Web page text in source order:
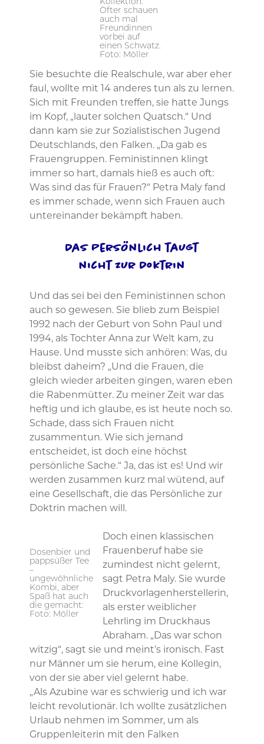
Kollektion.
Öfter schauen
auch mal
Freundinnen
vorbei auf
einen Schwatz.
Foto: Möller
Sie besuchte die Realschule, war aber eher
faul, wollte mit 14 anderes tun als zu lernen.
Sich mit Freunden treffen, sie hatte Jungs
im Kopf, „lauter solchen Quatsch.“ Und
dann kam sie zur Sozialistischen Jugend
Deutschlands, den Falken. „Da gab es
Frauengruppen. Feministinnen klingt
immer so hart, damals hieß es auch oft:
Was sind das für Frauen?“ Petra Maly fand
es immer schade, wenn sich Frauen auch
untereinander bekämpft haben.
Das Persönlich taugt
nicht zur Doktrin
Und das sei bei den Feministinnen schon
auch so gewesen. Sie blieb zum Beispiel
1992 nach der Geburt von Sohn Paul und
1994, als Tochter Anna zur Welt kam, zu
Hause. Und musste sich anhören: Was, du
bleibst daheim? „Und die Frauen, die
gleich wieder arbeiten gingen, waren eben
die Rabenmütter. Zu meiner Zeit war das
heftig und ich glaube, es ist heute noch so.
Schade, dass sich Frauen nicht
zusammentun. Wie sich jemand
entscheidet, ist doch eine höchst
persönliche Sache.“ Ja, das ist es! Und wir
werden zusammen kurz mal wütend, auf
eine Gesellschaft, die das Persönliche zur
Doktrin machen will.
Dosenbier und
pappsüßer Tee
–
ungewöhnliche
Kombi, aber
Spaß hat auch
die gemacht:
Foto: Möller
Doch einen klassischen
Frauenberuf habe sie
zumindest nicht gelernt,
sagt Petra Maly. Sie wurde
Druckvorlagenherstellerin,
als erster weiblicher
Lehrling im Druckhaus
Abraham. „Das war schon
witzig“, sagt sie und meint’s ironisch. Fast
nur Männer um sie herum, eine Kollegin,
von der sie aber viel gelernt habe.
„Als Azubine war es schwierig und ich war
leicht revolutionär. Ich wollte zusätzlichen
Urlaub nehmen im Sommer, um als
Gruppenleiterin mit den Falken